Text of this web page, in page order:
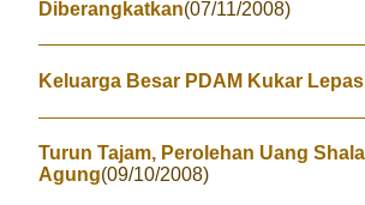
Diberangkatkan(07/11/2008)
Keluarga Besar PDAM Kukar
Turun Tajam, Perolehan Uang
Agung(09/10/2008)